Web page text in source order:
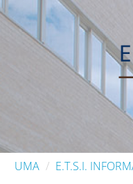
UMA E.T.S.I.